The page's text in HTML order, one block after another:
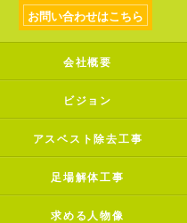
お問い合わせはこちら
会社概要
ビジョン
アスベスト除去工事
足場解体工事
求める人物像